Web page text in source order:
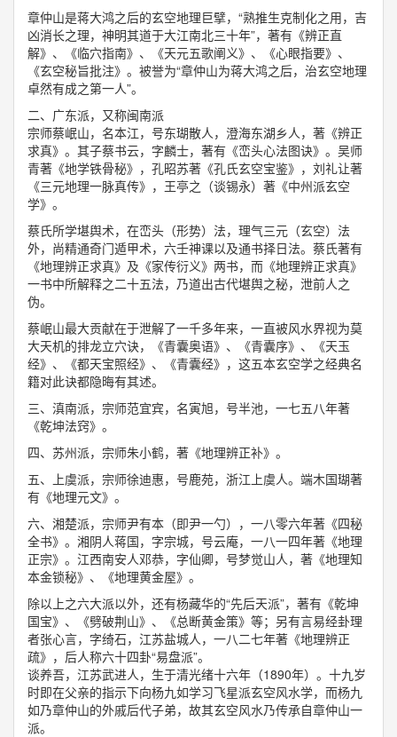
章仲山是蒋大鸿之后的玄空地理巨擘，“熟推生克制化之用，吉
凶消长之理，神明其道于大江南北三十年”，著有《辨正直
解》、《临穴指南》、《天元五歌阐义》、《心眼指要》、
《玄空秘旨批注》。被誉为“章仲山为蒋大鸿之后，治玄空地理
卓然有成之第一人”。
二、广东派，又称闽南派
宗师蔡岷山，名本江，号东瑚散人，澄海东湖乡人，著《辨正
求真》。其子蔡书云，字麟士，著有《峦头心法图诀》。吴师
青著《地学铁骨秘》，孔昭苏著《孔氏玄空宝鉴》，刘礼让著
《三元地理一脉真传》，王亭之（谈锡永）著《中州派玄空
学》。
蔡氏所学堪舆术，在峦头（形势）法，理气三元（玄空）法
外，尚精通奇门遁甲术，六壬神课以及通书择日法。蔡氏著有
《地理辨正求真》及《家传衍义》两书，而《地理辨正求真》
一书中所解释之二十五法，乃道出古代堪舆之秘，泄前人之
伪。
蔡岷山最大贡献在于泄解了一千多年来，一直被风水界视为莫
大天机的排龙立穴诀，《青囊奥语》、《青囊序》、《天玉
经》、《都天宝照经》、《青囊经》，这五本玄空学之经典名
籍对此诀都隐晦有其述。
三、滇南派，宗师范宜宾，名寅旭，号半池，一七五八年著
《乾坤法窍》。
四、苏州派，宗师朱小鹤，著《地理辨正补》。
五、上虞派，宗师徐迪惠，号鹿苑，浙江上虞人。端木国瑚著
有《地理元文》。
六、湘楚派，宗师尹有本（即尹一勺），一八零六年著《四秘
全书》。湘阴人蒋国，字宗城，号云庵，一八一四年著《地理
正宗》。江西南安人邓恭，字仙卿，号梦觉山人，著《地理知
本金锁秘》、《地理黄金屋》。
除以上之六大派以外，还有杨藏华的“先后天派”，著有《乾坤
国宝》、《劈破荆山》、《总断黄金策》等；另有言易经卦理
者张心言，字绮石，江苏盐城人，一八二七年著《地理辨正
疏》，后人称六十四卦“易盘派”。
谈养吾，江苏武进人，生于清光绪十六年（1890年）。十九岁
时即在父亲的指示下向杨九如学习飞星派玄空风水学，而杨九
如乃章仲山的外戚后代子弟，故其玄空风水乃传承自章仲山一
派。